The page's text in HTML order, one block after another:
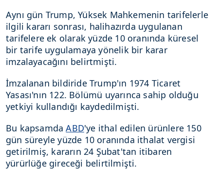
Aynı gün Trump, Yüksek Mahkemenin tarifelerle
ilgili kararı sonrası, halihazırda uygulanan
tarifelere ek olarak yüzde 10 oranında küresel
bir tarife uygulamaya yönelik bir karar
imzalayacağını belirtmişti.
İmzalanan bildiride Trump'ın 1974 Ticaret
Yasası'nın 122. Bölümü uyarınca sahip olduğu
yetkiyi kullandığı kaydedilmişti.
Bu kapsamdaABD'ye ithal edilen ürünlere 150
gün süreyle yüzde 10 oranında ithalat vergisi
getirilmiş, kararın 24 Şubat'tan itibaren
yürürlüğe gireceği belirtilmişti.